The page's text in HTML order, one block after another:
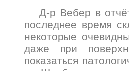
Д-р Вебер в
последнее время
некоторые
даже при
показаться